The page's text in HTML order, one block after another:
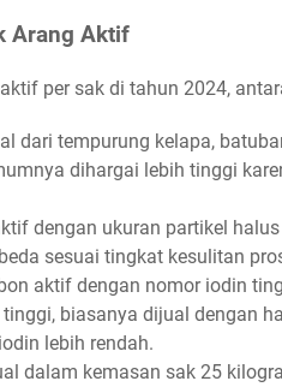
Arang Aktif
per sak di tahun 2024,
dari tempurung kelapa,
dihargai lebih tinggi
dengan ukuran partikel
sesuai tingkat kesulitan
aktif dengan nomor iodin
biasanya dijual dengan
lebih rendah.
dalam kemasan sak 25